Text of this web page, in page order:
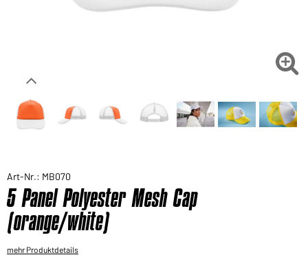
Sie möchten gerne für Ihren privaten Bedarf

Art-Nr.: MB070
5 Panel Polyester Mesh Cap
(orange/white)
mehr Produktdetails